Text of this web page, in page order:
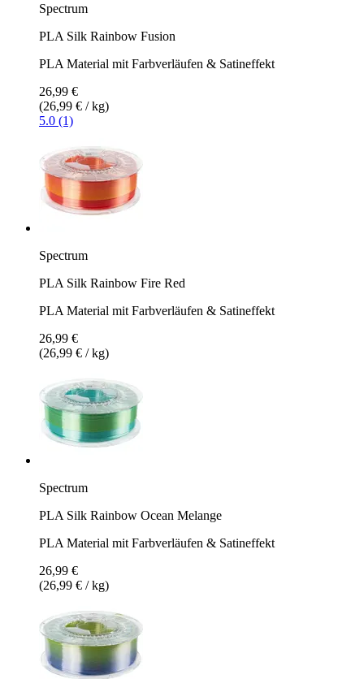
Spectrum
PLA Silk Rainbow Fusion
PLA Material mit Farbverläufen & Satineffekt
26,99 €
(26,99 € / kg)
5.0 (1)
Spectrum
PLA Silk Rainbow Fire Red
PLA Material mit Farbverläufen & Satineffekt
26,99 €
(26,99 € / kg)
Spectrum
PLA Silk Rainbow Ocean Melange
PLA Material mit Farbverläufen & Satineffekt
26,99 €
(26,99 € / kg)